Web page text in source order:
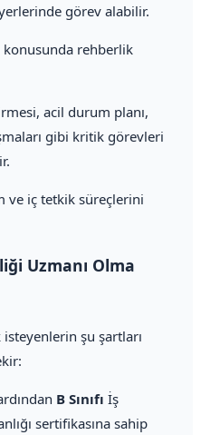
görev alabilir.
konusunda rehberlik
acil durum planı,
gibi kritik görevleri
ve iç tetkik süreçlerini
Uzmanı Olma
isteyenlerin şu şartları
B Sınıfı İş
sertifikasına sahip